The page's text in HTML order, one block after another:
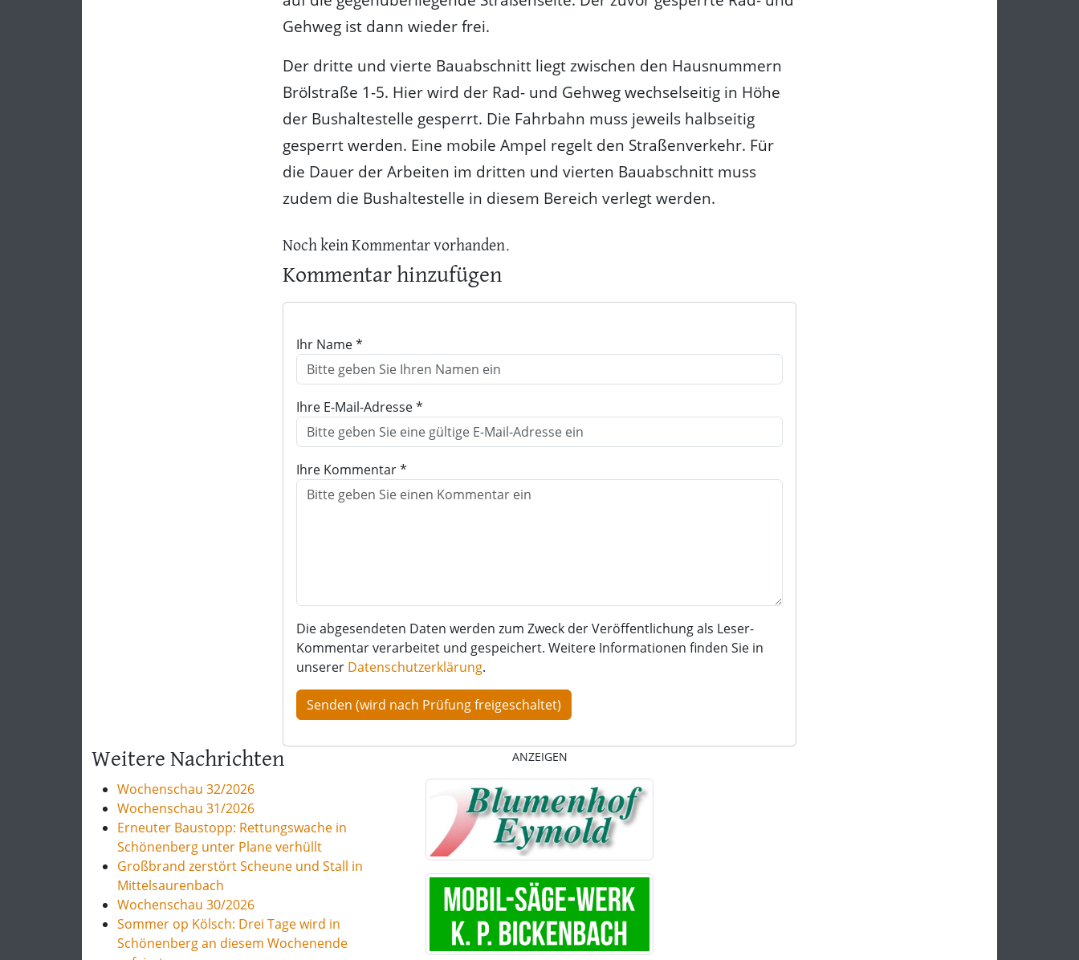
Gehweg ist dann wieder frei.
Der dritte und vierte Bauabschnitt liegt zwischen den Hausnummern
Brölstraße 1-5. Hier wird der Rad- und Gehweg wechselseitig in Höhe
der Bushaltestelle gesperrt. Die Fahrbahn muss jeweils halbseitig
gesperrt werden. Eine mobile Ampel regelt den Straßenverkehr. Für
die Dauer der Arbeiten im dritten und vierten Bauabschnitt muss
zudem die Bushaltestelle in diesem Bereich verlegt werden.
Noch kein Kommentar vorhanden.
Kommentar hinzufügen
Ihr Name *
Ihre E-Mail-Adresse *
Ihre Kommentar *
Die abgesendeten Daten werden zum Zweck der Veröffentlichung als Leser-
Kommentar verarbeitet und gespeichert. Weitere Informationen finden Sie in
unserer Datenschutzerklärung.
Weitere Nachrichten
Wochenschau 32/2026
Wochenschau 31/2026
Erneuter Baustopp: Rettungswache in
Schönenberg unter Plane verhüllt
Großbrand zerstört Scheune und Stall in
Mittelsaurenbach
Wochenschau 30/2026
Sommer op Kölsch: Drei Tage wird in
Schönenberg an diesem Wochenende
ANZEIGEN